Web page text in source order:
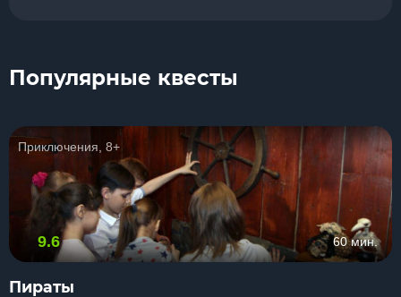
Популярные квесты
Приключения, 8+
9.6 60 мин.
Пираты